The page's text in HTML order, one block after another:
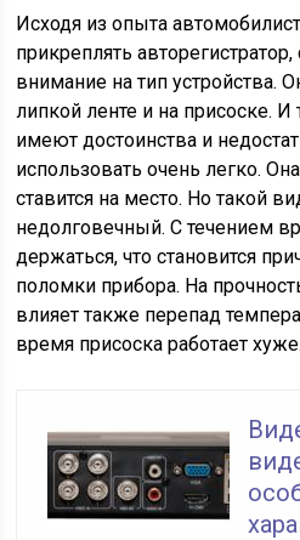
Исходя из опыта
прикреплять авторегистратор,
внимание на тип устройства.
липкой ленте и на присоске. И
имеют достоинства и
использовать очень легко.
ставится на место. Но такой
недолговечный. С течением
держаться, что становится
поломки прибора. На
влияет также перепад
время присоска работает хуже.